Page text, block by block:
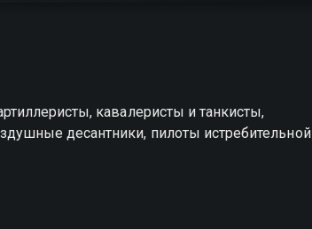
кавалеристы и танкисты,
десантники, пилоты истребительной